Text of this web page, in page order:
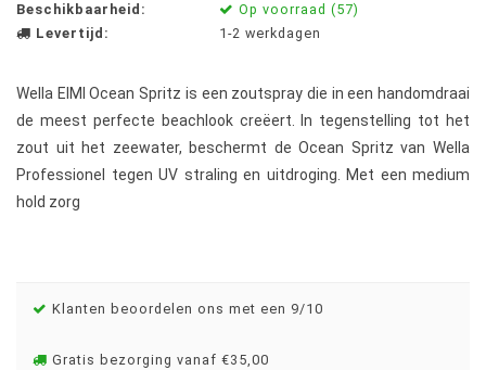
Beschikbaarheid:
Op voorraad (57)
Levertijd:
1-2 werkdagen
Wella EIMI Ocean Spritz is een zoutspray die in een handomdraai
de meest perfecte beachlook creëert. In tegenstelling tot het
zout uit het zeewater, beschermt de Ocean Spritz van Wella
Professionel tegen UV straling en uitdroging. Met een medium
hold zorg
Klanten beoordelen ons met een 9/10
Gratis bezorging vanaf €35,00